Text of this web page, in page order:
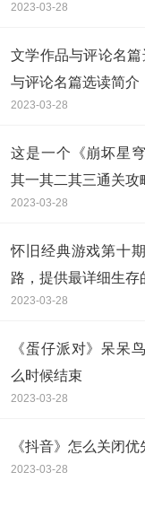
2023-03-28
文学作品与评论名
与评论名篇选读简介
2023-03-28
这是一个《崩坏星
其一其二其三通关攻
2023-03-28
怀旧经典游戏第十
路，提供最详细生存
2023-03-28
《蛋仔派对》呆呆
么时候结束
2023-03-28
《抖音》怎么关闭
2023-03-28